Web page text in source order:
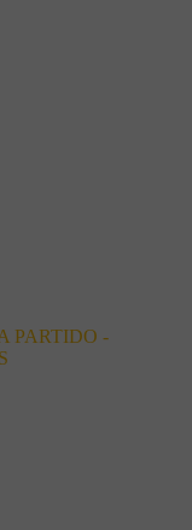
PARTIDO -